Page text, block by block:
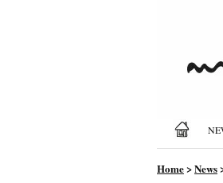
Home>News